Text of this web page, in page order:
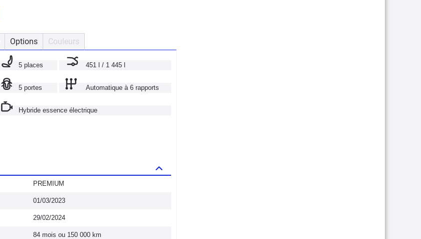
Options Couleurs
5 places 451 l / 1 445 l
5 portes Automatique à 6 rapports
Hybride essence électrique
PREMIUM
01/03/2023
29/02/2024
84 mois ou 150 000 km